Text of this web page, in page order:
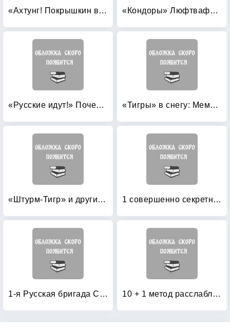
«Ахтунг! Покрышкин в воздухе!» «Сталинский сокол» №1 «Кондоры» Люфтваффе: Дальний бомбардировщик и разведчик Fw 200 «Condor»
«Русские идут!» Почему боятся России? «Тигры» в снегу: Мемуары танкового аса
«Штурм-Тигр» и другие штурмовые танки (+ модель) 1 совершенно секретная таблетка от страха
1-я Русская бригада СС «Дружина» 10 + 1 метод расслабления